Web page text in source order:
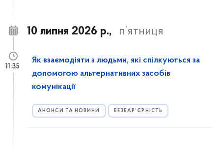
10 липня 2026 р., п’ятниця
Як взаємодіяти з людьми, які спілкуються за
допомогою альтернативних засобів
комунікації
АНОНСИ ТА НОВИНИ БЕЗБАР’ЄРНІСТЬ
11:35